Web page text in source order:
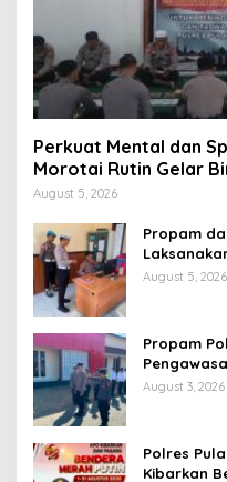
Perkuat Mental dan
Morotai Rutin Gelar
Personel Berintegritas
August 5, 2026
Propam
Pastikan
August 5, 2026
Propam
Saat Apel
August 3, 2026
Polres
Kibarkan